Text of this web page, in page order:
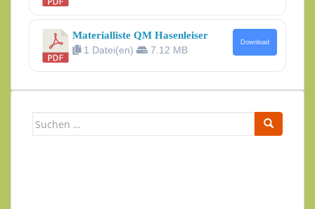
Materialliste QM Hasenleiser
1 Datei(en)
7.12 MB
Download
Suchen